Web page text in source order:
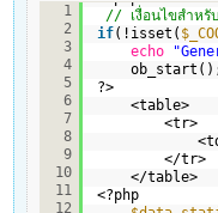
1
2
3
4
5
6
7
8
9
10
11
12
// เงื่อนไขสำหรั
if(!isset(
echo
?>
<table>
<tr>
</tr>
</table>
<?php